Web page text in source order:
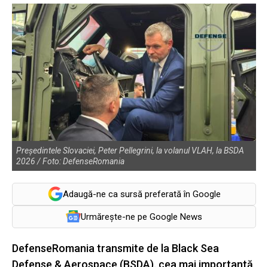
Președintele Slovaciei, Peter Pellegrini, la volanul VLAH, la BSDA
2026 / Foto: DefenseRomania
Adaugă-ne ca sursă preferată în Google
Urmărește-ne pe Google News
DefenseRomania transmite de la Black Sea
Defense & Aerospace (BSDA), cea mai importantă